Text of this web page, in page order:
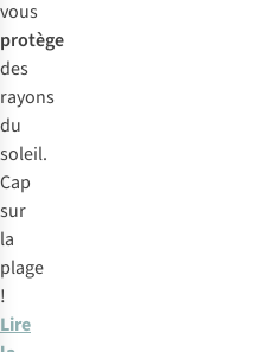
vous
protège
des
rayons
du
soleil.
Cap
sur
la
plage
!
Lire